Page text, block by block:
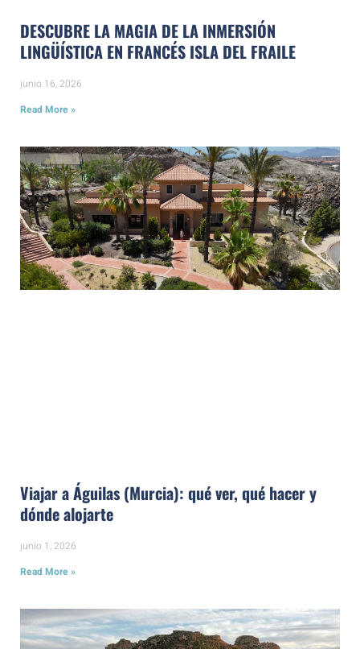
DESCUBRE LA MAGIA DE LA INMERSIÓN
LINGÜÍSTICA EN FRANCÉS ISLA DEL FRAILE
junio 16, 2026
Read More »
Viajar a Águilas (Murcia): qué ver, qué hacer y
dónde alojarte
junio 1, 2026
Read More »